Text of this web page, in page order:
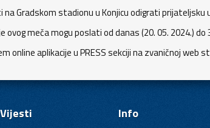
Gradskom stadionu u Konjicu odigrati
meča mogu poslati od danas (20. 05. 2024.) do
online aplikacije u PRESS sekciji na zvaničnoj web
Vijesti Info